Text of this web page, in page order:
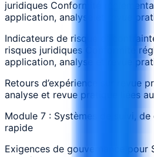
juridiques Conformité
application, analyse et revue
Indicateurs de risque et
risques juridiques Conformité
application, analyse et revue
Retours d’expérience sur revue
analyse et revue pratique liées
Module 7 : Systèmes de suivi,
rapide
Exigences de gouvernance pour